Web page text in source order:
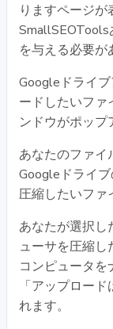
りますページ
を与える必要が
Googleドライ
ードしたいファ
ンドウがポップ
あなたのファイ
Googleドライブ
圧縮したいファ
あなたが選択し
ューサを圧縮
コンピュータを
「アップロー
れます。